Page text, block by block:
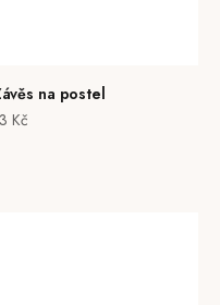
na postel
Kč